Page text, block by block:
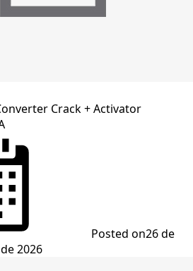
Crack + Activator
Posted on26 de
2026